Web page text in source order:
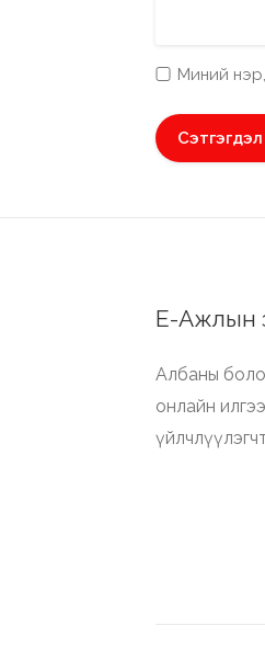
Миний
Е-Ажлын
Албаны
онлайн